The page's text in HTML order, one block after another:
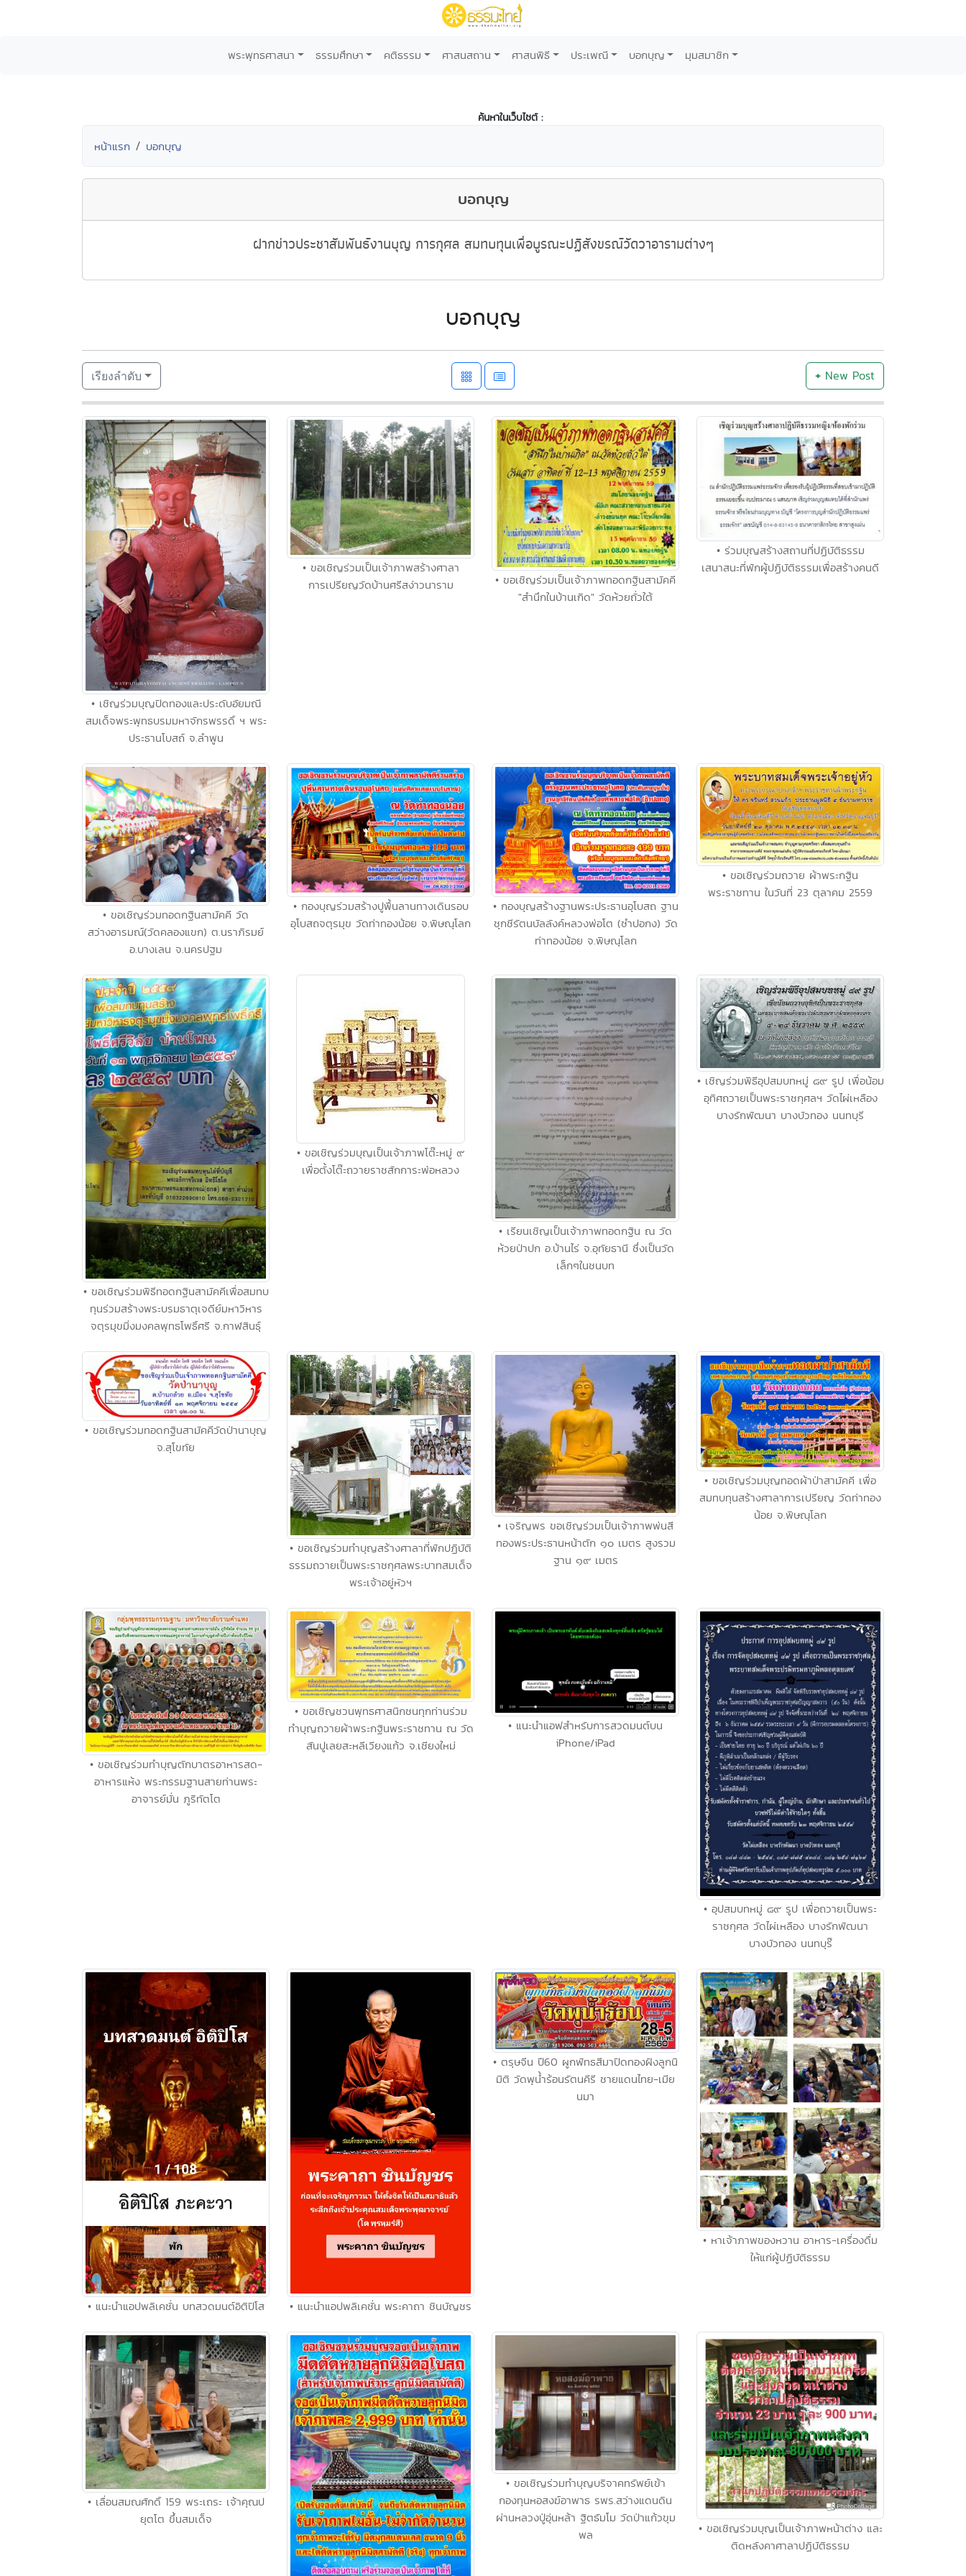
พระพุทธศาสนา ธรรมศึกษา คติธรรม ศาสนสถาน ศาสนพิธี ประเพณี บอกบุญ มุมสมาชิก
ค้นหาในเว็บไซต์ :
หน้าแรก บอกบุญ
บอกบุญ
ฝากข่าวประชาสัมพันธ์งานบุญ การกุศล สมทบทุนเพื่อบูรณะปฏิสังขรณ์วัดวาอารามต่างๆ
บอกบุญ
เรียงลำดับ + New Post
• เชิญร่วมบุญปิดทองและประดับอัยมณี
สมเด็จพระพุทธบรมมหาจักรพรรดิ์ ฯ พระ
ประธานโบสถ์ จ.ลำพูน
• ขอเชิญร่วมเป็นเจ้าภาพสร้างศาลา
การเปรียญวัดบ้านศรีสง่าวนาราม
• ขอเชิญร่วมเป็นเจ้าภาพทอดกฐินสามัคคี
"สำนึกในบ้านเกิด" วัดห้วยถั่วใต้
• ร่วมบุญสร้างสถานที่ปฏิบัติธรรม
เสนาสนะที่พักผู้ปฏิบัติธรรมเพื่อสร้างคนดี
• ขอเชิญร่วมทอดกฐินสามัคคี วัด
สว่างอารมณ์(วัดคลองแขก) ต.นราภิรมย์
อ.บางเลน จ.นครปฐม
• กองบุญร่วมสร้างปูพื้นลานทางเดินรอบ
อุโบสถจตุรมุข วัดท่าทองน้อย จ.พิษณุโลก
• กองบุญสร้างฐานพระประธานอุโบสถ ฐาน
ชุกชีรัตนบัลลังค์หลวงพ่อโต (ซำปอกง) วัด
ท่าทองน้อย จ.พิษณุโลก
• ขอเชิญร่วมถวาย ผ้าพระกฐิน
พระราชทาน ในวันที่ 23 ตุลาคม 2559
• ขอเชิญร่วมพิธีทอดกฐินสามัคคีเพื่อสมทบ
ทุนร่วมสร้างพระบรมธาตุเจดีย์มหาวิหาร
จตุรมุขมิ่งมงคลพุทธโพธิ์ศรี จ.กาฬสินธุ์
• ขอเชิญร่วมบุญเป็นเจ้าภาพโต๊ะหมู่ ๙
เพื่อตั้งโต๊ะถวายราชสักการะพ่อหลวง
• เรียนเชิญเป็นเจ้าภาพทอดกฐิน ณ วัด
ห้วยป่าปก อ.บ้านไร่ จ.อุทัยธานี ซึ่งเป็นวัด
เล็กๆในชนบท
• เชิญร่วมพิธีอุปสมบทหมู่ ๘๙ รูป เพื่อน้อม
อุทิศถวายเป็นพระราชกุศลฯ วัดไผ่เหลือง
บางรักพัฒนา บางบัวทอง นนทบุรี
• ขอเชิญร่วมทอดกฐินสามัคคีวัดป่านาบุญ
จ.สุโขทัย
• ขอเชิญร่วมทำบุญสร้างศาลาที่พักปฏิบัติ
ธรรมถวายเป็นพระราชกุศลพระบาทสมเด็จ
พระเจ้าอยู่หัวฯ
• เจริญพร ขอเชิญร่วมเป็นเจ้าภาพพ่นสี
ทองพระประธานหน้าตัก ๑๐ เมตร สูงรวม
ฐาน ๑๙ เมตร
• ขอเชิญร่วมบุญทอดผ้าป่าสามัคคี เพื่อ
สมทบทุนสร้างศาลาการเปรียญ วัดท่าทอง
น้อย จ.พิษณุโลก
• ขอเชิญร่วมทำบุญตักบาตรอาหารสด-
อาหารแห้ง พระกรรมฐานสายท่านพระ
อาจารย์มั่น ภูริทัตโต
• ขอเชิญชวนพุทธศาสนิกชนทุกท่านร่วม
ทำบุญถวายผ้าพระกฐินพระราชทาน ณ วัด
สันปูเลยสะหลีเวียงแก้ว จ.เชียงใหม่
• แนะนำแอฟสำหรับการสวดมนต์บน
iPhone/iPad
• อุปสมบทหมู่ ๘๙ รูป เพื่อถวายเป็นพระ
ราชกุศล วัดไผ่เหลือง บางรักพัฒนา
บางบัวทอง นนทบุร๊
• แนะนำแอปพลิเคชั่น บทสวดมนต์อิติปิโส • แนะนำแอปพลิเคชั่น พระคาถา ชินบัญชร
• ตรุษจีน ปี60 ผูกพัทธสีมาปิดทองฝังลูกนิ
มิติ วัดพุน้ำร้อนรัตนคีรี ชายแดนไทย-เมีย
นมา
• หาเจ้าภาพของหวาน อาหาร-เครื่องดื่ม
ให้แก่ผู้ปฏิบัติธรรม
• เลื่อนสมณศักดิ์ 159 พระเถระ เจ้าคุณป
ยุตโต ขึ้นสมเด็จ
• ขอเชิญร่วมทำบุญบริจาคทรัพย์เข้า
กองทุนหอสงฆ์อาพาธ รพร.สว่างแดนดิน
ผ่านหลวงปู่อุ่นหล้า ฐิตธัมโม วัดป่าแก้วขุม
พล
• ขอเชิญร่วมบุญเป็นเจ้าภาพหน้าต่าง และ
ติดหลังคาศาลาปฏิบัติธรรม